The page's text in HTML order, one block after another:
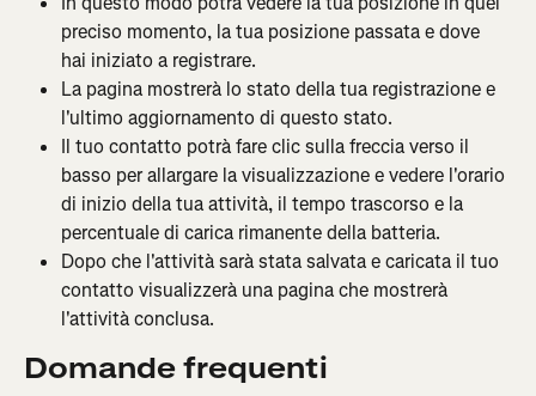
preciso momento, la tua posizione passata e dove
hai iniziato a registrare.
La pagina mostrerà lo stato della tua registrazione e
l'ultimo aggiornamento di questo stato.
Il tuo contatto potrà fare clic sulla freccia verso il
basso per allargare la visualizzazione e vedere l'orario
di inizio della tua attività, il tempo trascorso e la
percentuale di carica rimanente della batteria.
Dopo che l'attività sarà stata salvata e caricata il tuo
contatto visualizzerà una pagina che mostrerà
l'attività conclusa.
Domande frequenti